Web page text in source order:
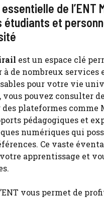
essentielle de l’ENT
étudiants et
est un espace clé
à de nombreux services
pour votre vie
vous pouvez consulter
des plateformes comme
pédagogiques et
numériques qui
Ce vaste
apprentissage et
vous permet de